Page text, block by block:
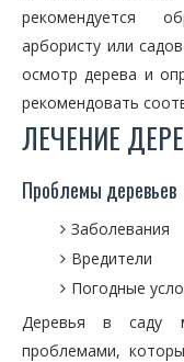
рекомендуется
арбористу или
осмотр дерева и
рекомендовать
ЛЕЧЕНИЕ
Проблемы деревьев
Заболевания
Вредители
Погодные
Деревья в саду
проблемами,